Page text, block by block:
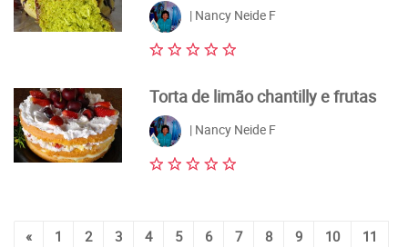
| Nancy Neide F
Torta de limão chantilly e frutas
| Nancy Neide F
« 1 2 3 4 5 6 7 8 9 10
11